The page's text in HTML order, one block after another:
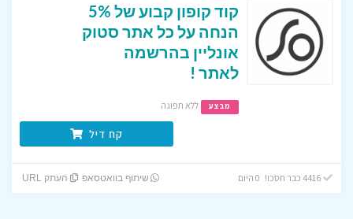
קוד קופון קבוע של 5%
הנחה על כל אתר סטוק
אונליין בהרשמה
לאתר !
מבצע ללא תפוגה
קח דיל
4416 כבר חסכו! 0 היום שיתוף בוואטסאפ העתק URL